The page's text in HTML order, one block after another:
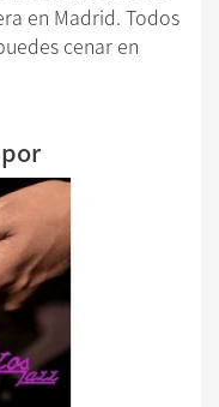
en Madrid. Todos
cenar en